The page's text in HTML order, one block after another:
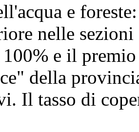
e
nelle
100% e il
della
Il tasso di